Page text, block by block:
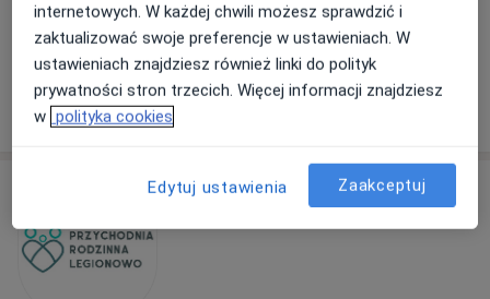
Konsultacja kardiologiczna
Pokaż profil
internetowych. W każdej chwili możesz sprawdzić i
zaktualizować swoje preferencje w ustawieniach. W
ustawieniach znajdziesz również linki do polityk
prywatności stron trzecich. Więcej informacji znajdziesz
w polityka cookies
Edytuj ustawienia Zaakceptuj